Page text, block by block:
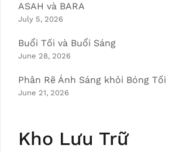
ASAH và BARA
July 5, 2026
Buổi Tối và Buổi Sáng
June 28, 2026
Phân Rẽ Ánh Sáng khỏi Bóng Tối
June 21, 2026
Kho Lưu Trữ